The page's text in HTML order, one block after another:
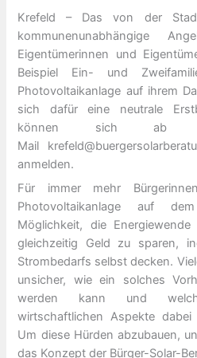
Krefeld – Das von der
kommunenunabhängige
Eigentümerinnen und
Beispiel Ein- und
Photovoltaikanlage auf ihrem
sich dafür eine neutrale
können sich ab
Mail
anmelden.
Für immer mehr
Photovoltaikanlage auf
Möglichkeit, die
gleichzeitig Geld zu sparen,
Strombedarfs selbst decken.
unsicher, wie ein solches
werden kann und
wirtschaftlichen Aspekte
Um diese Hürden abzubauen,
das Konzept der Bürger-Solar-